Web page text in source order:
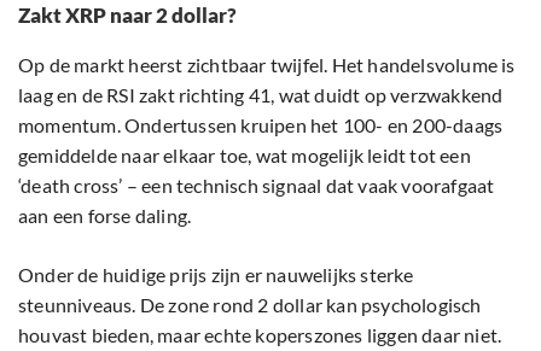
Zakt XRP naar 2 dollar?
Op de markt heerst zichtbaar twijfel. Het handelsvolume is
laag en de RSI zakt richting 41, wat duidt op verzwakkend
momentum. Ondertussen kruipen het 100- en 200-daags
gemiddelde naar elkaar toe, wat mogelijk leidt tot een
‘death cross’ – een technisch signaal dat vaak voorafgaat
aan een forse daling.
Onder de huidige prijs zijn er nauwelijks sterke
steunniveaus. De zone rond 2 dollar kan psychologisch
houvast bieden, maar echte koperszones liggen daar niet.